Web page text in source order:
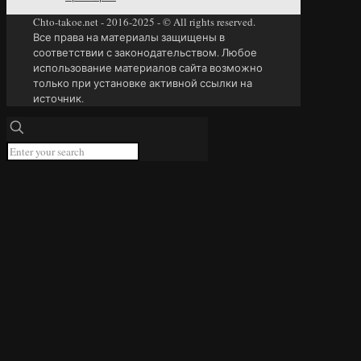
Chto-takoe.net - 2016-2025 - © All rights reserved.
Все права на материалы защищены в
соответствии с законодательством. Любое
использование материалов сайта возможно
только при установке активной ссылки на
источник.